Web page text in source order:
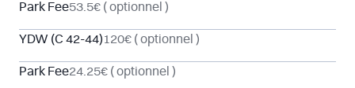
Park Fee53.5€ ( optionnel )
YDW (C 42-44)120€ ( optionnel )
Park Fee24.25€ ( optionnel )